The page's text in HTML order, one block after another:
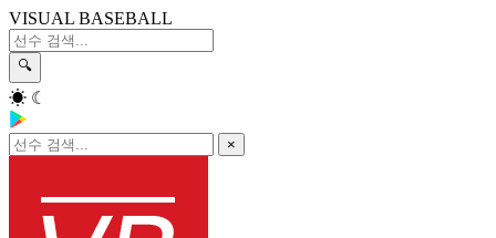
VISUAL BASEBALL
🔍
☀ ☾
×